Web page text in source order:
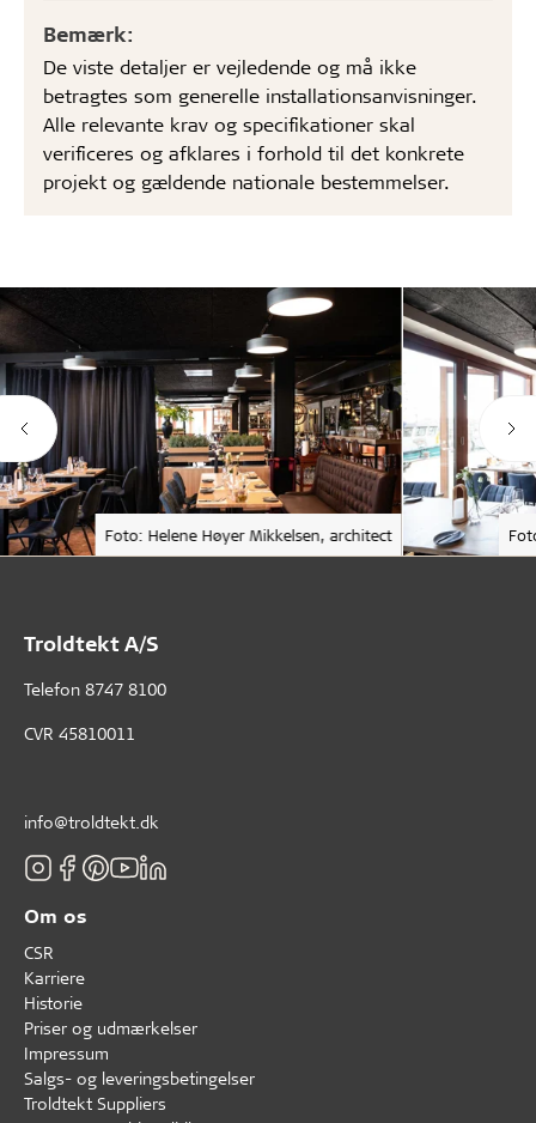
Bemærk:
De viste detaljer er vejledende og må ikke
betragtes som generelle installationsanvisninger.
Alle relevante krav og specifikationer skal
verificeres og afklares i forhold til det konkrete
projekt og gældende nationale bestemmelser.
Foto: Helene Høyer Mikkelsen, architect
Troldtekt A/S
Telefon 8747 8100
CVR 45810011
info@troldtekt.dk
Om os
CSR
Karriere
Historie
Priser og udmærkelser
Impressum
Salgs- og leveringsbetingelser
Troldtekt Suppliers